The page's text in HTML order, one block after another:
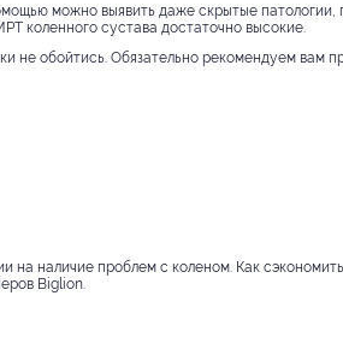
можно выявить даже скрытые
коленного сустава достаточно высокие.
не обойтись. Обязательно рекомендуем вам
наличие проблем с коленом. Как
Biglion.